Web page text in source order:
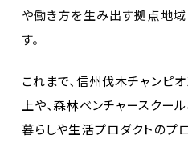
や働き方を生み出す拠点地域
す。
これまで、信州伐木チャンピ
上や、森林ベンチャースクール
暮らしや生活プロダクトのプ